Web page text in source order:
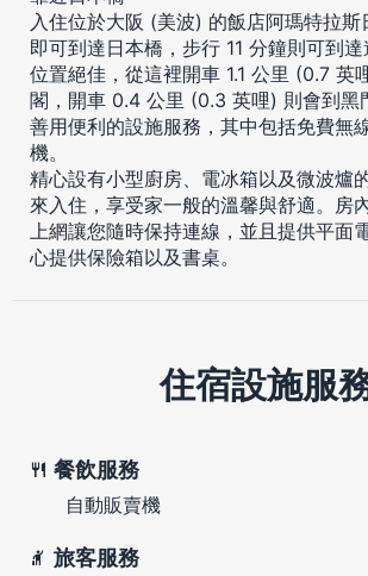
入住位於大阪 (美波) 的飯店阿瑪特拉斯
即可到達日本橋，步行 11 分鐘則可到
位置絕佳，從這裡開車 1.1 公里 (0.7 英
閣，開車 0.4 公里 (0.3 英哩) 則會到黑
善用便利的設施服務，其中包括免費無
機。
精心設有小型廚房、電冰箱以及微波爐
來入住，享受家一般的溫馨與舒適。房
上網讓您隨時保持連線，並且提供平面
心提供保險箱以及書桌。
住宿設施服
餐飲服務
自動販賣機
旅客服務